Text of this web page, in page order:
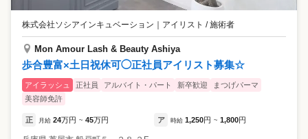
株式会社ソシアインキュベーション アイリスト / 施術者
Mon Amour Lash & Beauty Ashiya
歩合豊富×土日祝休可◯正社員アイリスト募集☆
アイラッシュ 正社員 アルバイト・パート 新卒歓迎
まつげパーマ
美容師免許
正 月給 24万円 ~ 45万円 ア 時給 1,250円 ~ 1,800円